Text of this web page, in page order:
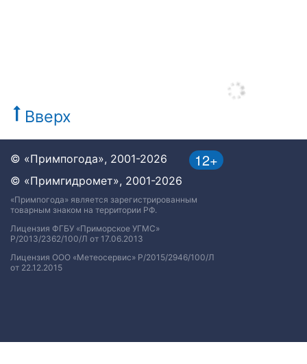
Вверх
12+
© «Примпогода», 2001-2026
© «Примгидромет», 2001-2026
«Примпогода» является зарегистрированным
товарным знаком на территории РФ.
Лицензия ФГБУ «Приморское УГМС»
Р/2013/2362/100/Л от 17.06.2013
Лицензия ООО «Метеосервис» Р/2015/2946/100/Л
от 22.12.2015